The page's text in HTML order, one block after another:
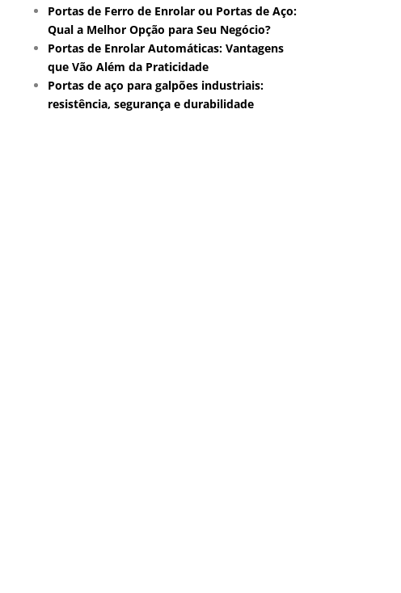
Portas de Ferro de Enrolar ou Portas de Aço:
Qual a Melhor Opção para Seu Negócio?
Portas de Enrolar Automáticas: Vantagens
que Vão Além da Praticidade
Portas de aço para galpões industriais:
resistência, segurança e durabilidade